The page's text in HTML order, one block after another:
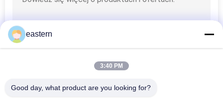
Małe szklane fiolki
eastern
3:40 PM
Good day, what product are you looking for?